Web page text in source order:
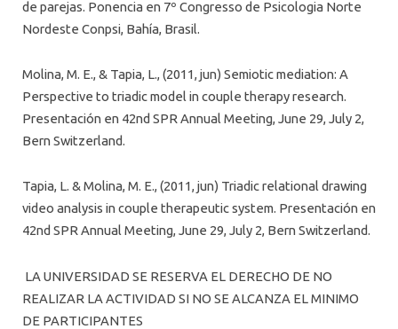
de parejas. Ponencia en 7º Congresso de Psicologia Norte
Nordeste Conpsi, Bahía, Brasil.
Molina, M. E., & Tapia, L., (2011, jun) Semiotic mediation: A
Perspective to triadic model in couple therapy research.
Presentación en 42nd SPR Annual Meeting, June 29, July 2,
Bern Switzerland.
Tapia, L. & Molina, M. E., (2011, jun) Triadic relational drawing
video analysis in couple therapeutic system. Presentación en
42nd SPR Annual Meeting, June 29, July 2, Bern Switzerland.
LA UNIVERSIDAD SE RESERVA EL DERECHO DE NO
REALIZAR LA ACTIVIDAD SI NO SE ALCANZA EL MINIMO
DE PARTICIPANTES